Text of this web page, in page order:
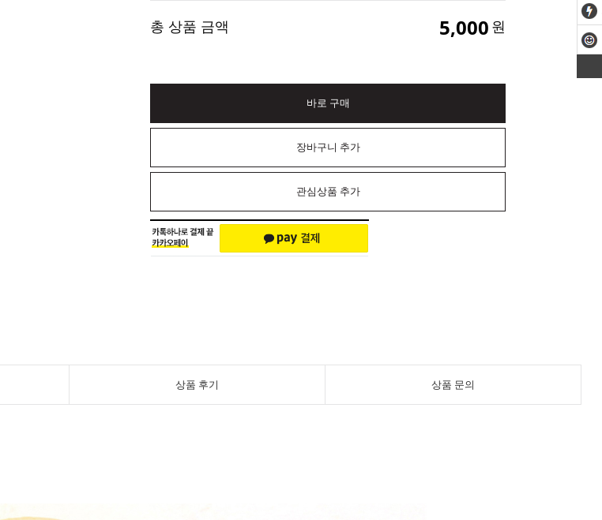
총 상품 금액 5,000 원
바로 구매
장바구니 추가
관심상품 추가
상품 후기 상품 문의